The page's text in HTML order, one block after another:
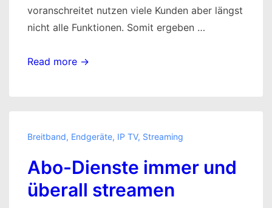
voranschreitet nutzen viele Kunden aber längst
nicht alle Funktionen. Somit ergeben …
Endgeräte:
Read more →
Breitband, Endgeräte, IP TV, Streaming
Abo-Dienste immer und
überall streamen